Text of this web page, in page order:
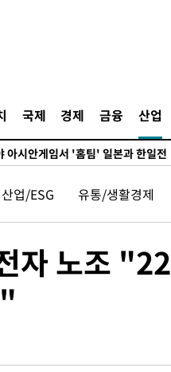
국제 경제 금융 산업
감…S&P 0.6% 나스닥 1.3%↑
㎜ 물폭탄…도로 잠기고 담벼락 붕괴
나섰다 실종 60대, 닷새 만에 숨진 채
모터보트 전복…1명 사망·1명 실종
색·성접대 논란 사과…쇄신의 기회
접대 논란' 축구협회 "실망과 걱정
감…S&P 0.6% 나스닥 1.3%↑
㎜ 물폭탄…도로 잠기고 담벼락 붕괴
종산삼 9뿌리 발견…감정가 1.3억원
시안게임서 '홈팀' 일본과 한일전
산업/ESG 유통/생활경제
자 노조